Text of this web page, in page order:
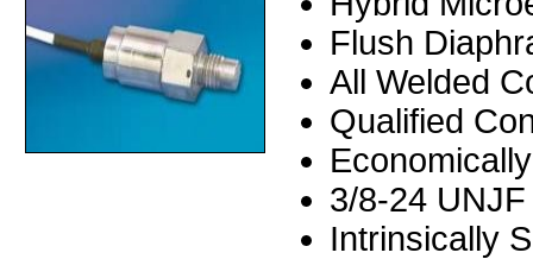
Flush
All Welded
Qualified
3/8-24
Intrinsically